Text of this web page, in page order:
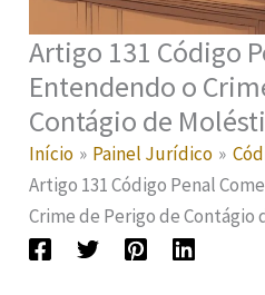
Artigo 131 Código
Entendendo o
Contágio de
Início Painel Jurídico
Artigo 131 Código Penal
Crime de Perigo de Contágio